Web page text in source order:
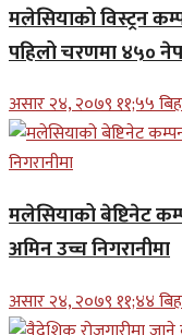
मलेसियाको विस्ट्रन
पहिलो चरणमा ४५०
असार २४, २०७९ ११;५५
मलेसियाको बेष्टिनेट
अमिन उच्च निगरानीमा
असार २४, २०७९ ११;४४